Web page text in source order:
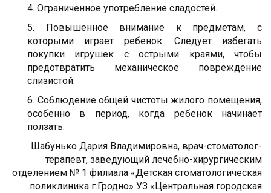
4. Ограниченное употребление сладостей.
5. Повышенное внимание к предметам, с
которыми играет ребенок. Следует избегать
покупки игрушек с острыми краями, чтобы
предотвратить механическое повреждение
слизистой.
6. Соблюдение общей чистоты жилого помещения,
особенно в период, когда ребенок начинает
ползать.
Шабунько Дария Владимировна, врач-стоматолог-
терапевт, заведующий лечебно-хирургическим
отделением № 1 филиала «Детская стоматологическая
поликлиника г.Гродно» УЗ «Центральная городская